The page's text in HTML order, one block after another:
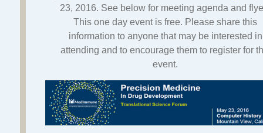
23, 2016. See below for meeting agenda and
This one day event is free. Please share this
information to anyone that may be interested in
attending and to encourage them to register for
event.